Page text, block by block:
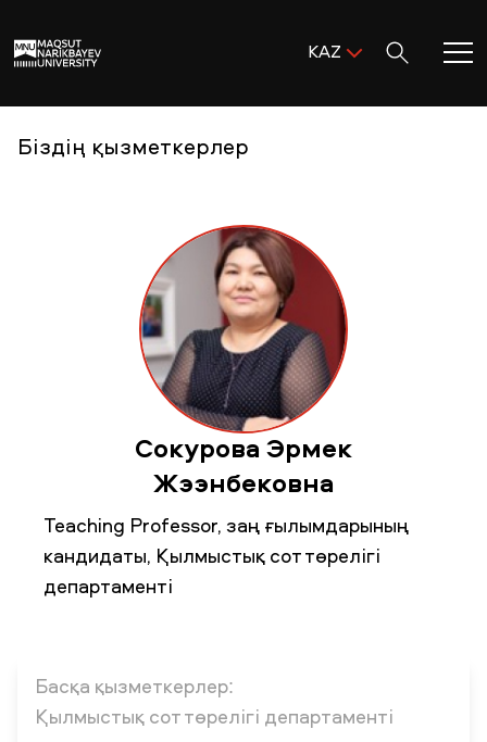
KAZ
Басты бет
Академиялық өмір
Зерттеу және ғылым
Оқуға қабылдау және қолдау
MNU тынысы
ЖАҢАЛЫҚТАР БАҚ БІЗ ТУРАЛЫЖҰМЫС ОРЫНДАРЫҚЫЗМЕТКЕРЛЕР
ТҮЛЕКТЕР ENDOWMENT
Біздің қызметкерлер
Сокурова Эрмек
Жээнбековна
Teaching Professor, заң ғылымдарының
кандидаты, Қылмыстық сот төрелігі
департаменті
Басқа қызметкерлер:
Қылмыстық сот төрелігі департаменті